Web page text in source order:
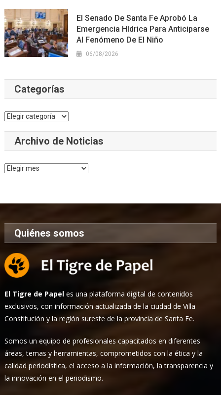
El Senado De Santa Fe Aprobó La
Emergencia Hídrica Para Anticiparse
Al Fenómeno De El Niño
06/08/2026
Categorías
Categorías
Archivo de Noticias
Archivo
Quiénes somos
El Tigre de Papel es una plataforma digital de contenidos
exclusivos, con información actualizada de la ciudad de Villa
Constitución y la región sureste de la provincia de Santa Fe.
Somos un equipo de profesionales capacitados en diferentes
áreas, temas y herramientas, comprometidos con la ética y la
calidad periodística, el acceso a la información, la transparencia y
la innovación en el periodismo.